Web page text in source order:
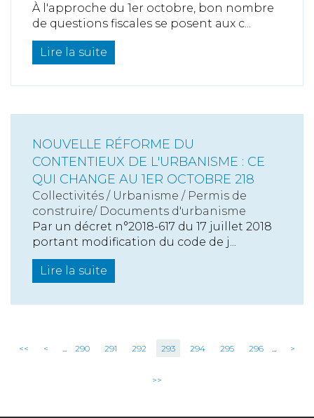
À l'approche du 1er octobre, bon nombre
de questions fiscales se posent aux c...
Lire la suite
NOUVELLE RÉFORME DU
CONTENTIEUX DE L'URBANISME : CE
QUI CHANGE AU 1ER OCTOBRE 218
Collectivités / Urbanisme / Permis de
construire/ Documents d'urbanisme
Par un décret n°2018-617 du 17 juillet 2018
portant modification du code de j...
Lire la suite
<< < 290 291 292 293 294 295 296 >
>>